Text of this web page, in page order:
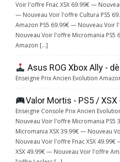
Voir l'offre Fnac XSX 69.99€ —
— Nouveau Voir l'offre Cultura PS5
Amazon PS5 69.99€ — Nouveau Voir
Nouveau Voir l'offre Micromania
Amazon […]
Asus ROG Xbox Ally -
Enseigne Prix Ancien Evolution
Valor Mortis - PS5 / XSX
Enseigne Console Prix Ancien
Nouveau Voir l'offre Micromania
Micromania XSX 39.99€ — Nouveau
Nouveau Voir l'offre Fnac XSX
XSX 49.99€ — Nouveau Voir l'offre